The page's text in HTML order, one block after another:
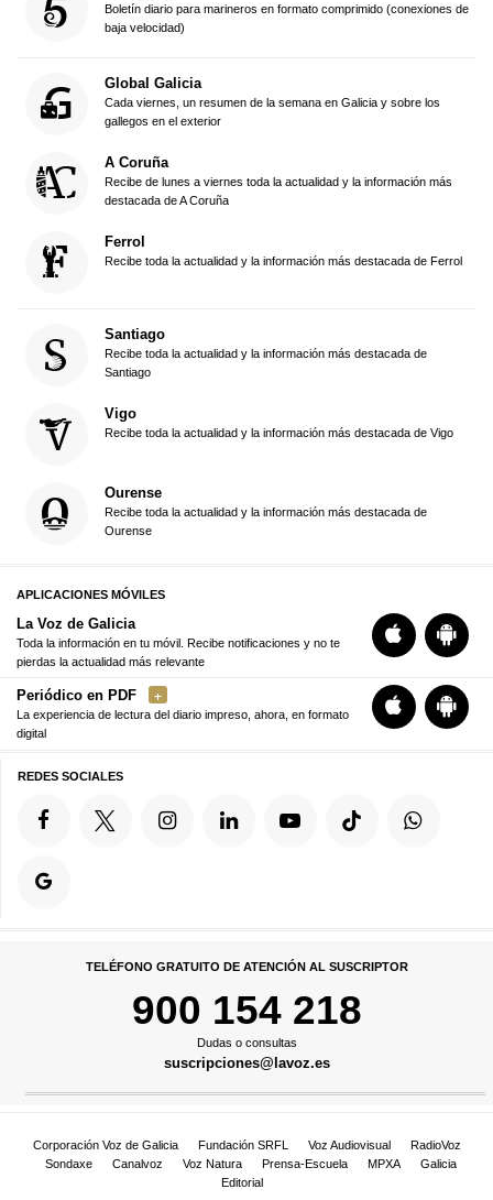
Boletín diario para marineros en formato comprimido (conexiones de
baja velocidad)
Global Galicia
Cada viernes, un resumen de la semana en Galicia y sobre los
gallegos en el exterior
A Coruña
Recibe de lunes a viernes toda la actualidad y la información más
destacada de A Coruña
Ferrol
Recibe toda la actualidad y la información más destacada de Ferrol
Santiago
Recibe toda la actualidad y la información más destacada de
Santiago
Vigo
Recibe toda la actualidad y la información más destacada de Vigo
Ourense
Recibe toda la actualidad y la información más destacada de
Ourense
APLICACIONES MÓVILES
La Voz de Galicia
Toda la información en tu móvil. Recibe notificaciones y no te
pierdas la actualidad más relevante
Periódico en PDF
La experiencia de lectura del diario impreso, ahora, en formato
digital
REDES SOCIALES
TELÉFONO GRATUITO DE ATENCIÓN AL SUSCRIPTOR
900 154 218
Dudas o consultas
suscripciones@lavoz.es
Corporación Voz de Galicia Fundación SRFL Voz Audiovisual
RadioVoz
Sondaxe
Canalvoz Voz Natura Prensa-Escuela MPXA
Galicia
Editorial